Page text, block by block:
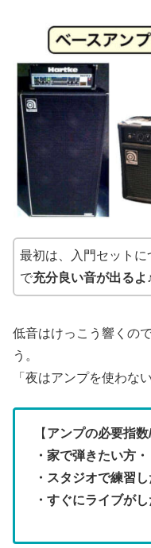
最初は、入門セット
で充分良い音が出るよ
低音はけっこう響くの
う。
「夜はアンプを使わな
【 アンプの必要指数
・家で弾きたい方
・スタジオで練習
・すぐにライブが